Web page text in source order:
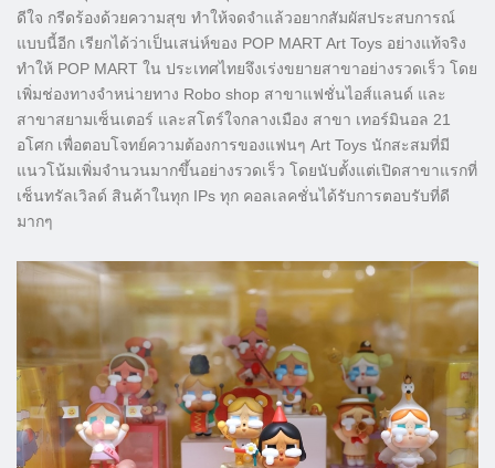
ดีใจ กรีดร้องด้วยความสุข ทำให้จดจำแล้วอยากสัมผัสประสบการณ์
แบบนี้อีก เรียกได้ว่าเป็นเสน่ห์ของ POP MART Art Toys อย่างแท้จริง
ทำให้ POP MART ใน ประเทศไทยจึงเร่งขยายสาขาอย่างรวดเร็ว โดย
เพิ่มช่องทางจำหน่ายทาง Robo shop สาขาแฟชั่นไอส์แลนด์ และ
สาขาสยามเซ็นเตอร์ และสโตร์ใจกลางเมือง สาขา เทอร์มินอล 21
อโศก เพื่อตอบโจทย์ความต้องการของแฟนๆ Art Toys นักสะสมที่มี
แนวโน้มเพิ่มจำนวนมากขึ้นอย่างรวดเร็ว โดยนับตั้งแต่เปิดสาขาแรกที่
เซ็นทรัลเวิลด์ สินค้าในทุก IPs ทุก คอลเลคชั่นได้รับการตอบรับที่ดี
มากๆ